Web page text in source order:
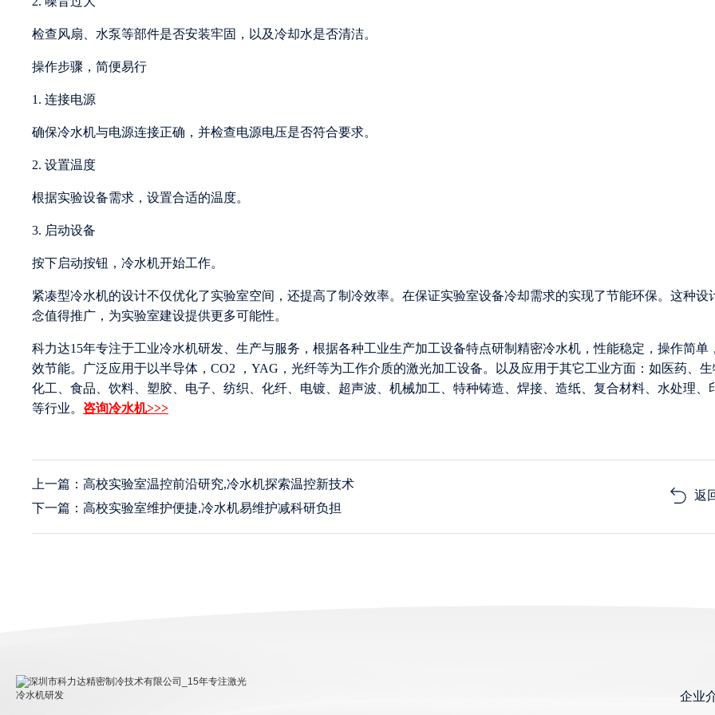
检查风扇、水泵等部件是否安装牢固，以及冷却水是否清洁。
操作步骤，简便易行
1. 连接电源
确保冷水机与电源连接正确，并检查电源电压是否符合要求。
2. 设置温度
根据实验设备需求，设置合适的温度。
3. 启动设备
按下启动按钮，冷水机开始工作。
紧凑型冷水机的设计不仅优化了实验室空间，还提高了制冷效率。在保证实验室设备冷却需求的实现了节能环保。这种设
念值得推广，为实验室建设提供更多可能性。
科力达15年专注于工业冷水机研发、生产与服务，根据各种工业生产加工设备特点研制精密冷水机，性能稳定，操作简单
效节能。广泛应用于以半导体，CO2 ，YAG，光纤等为工作介质的激光加工设备。以及应用于其它工业方面：如医药、生
化工、食品、饮料、塑胶、电子、纺织、化纤、电镀、超声波、机械加工、特种铸造、焊接、造纸、复合材料、水处理、
等行业。 咨询冷水机>>>
上一篇：高校实验室温控前沿研究,冷水机探索温控新技术
下一篇：高校实验室维护便捷,冷水机易维护减科研负担
返
企业